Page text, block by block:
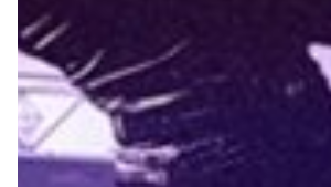
Robe di Kappa x Genoa
Vintage Collection
Red&Blue Voices